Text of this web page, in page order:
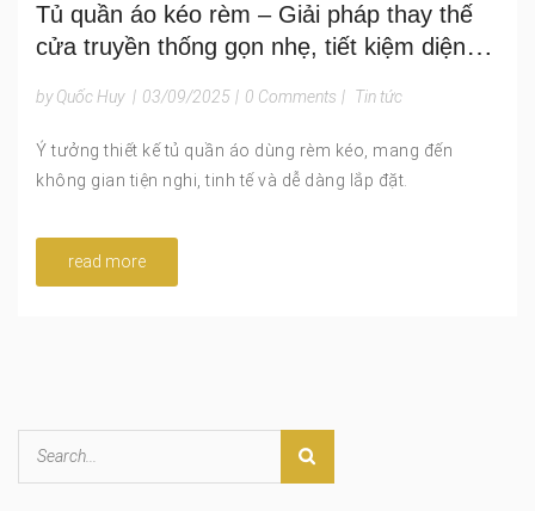
Tủ quần áo kéo rèm – Giải pháp thay thế
cửa truyền thống gọn nhẹ, tiết kiệm diện
by Quốc Huy | 03/09/2025 | 0 Comments | Tin tức
Ý tưởng thiết kế tủ quần áo dùng rèm kéo, mang đến
không gian tiện nghi, tinh tế và dễ dàng lắp đặt.
read more